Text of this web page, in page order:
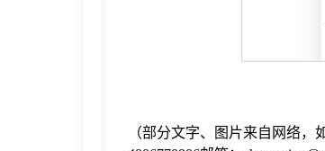
（部分文字、图片来自网络